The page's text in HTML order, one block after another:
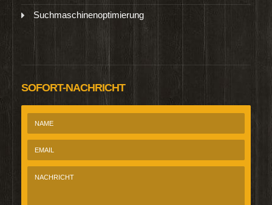
Suchmaschinenoptimierung
SOFORT-NACHRICHT